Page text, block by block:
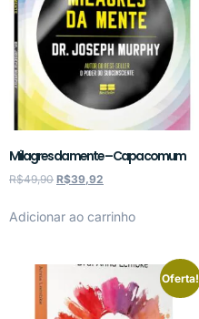
Milagres da mente – Capa comum
R$49,90 R$39,92
Adicionar ao carrinho
Oferta!